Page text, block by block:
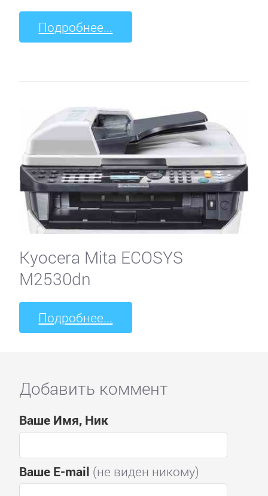
Подробнее...
Kyocera Mita ECOSYS
M2530dn
Подробнее...
Добавить коммент
Ваше Имя, Ник
Ваше E-mail (не виден никому)